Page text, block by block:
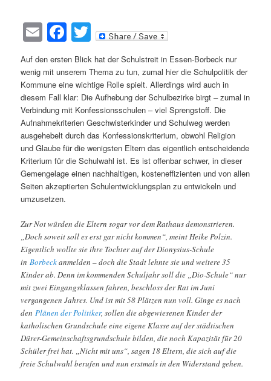
EmailFacebook
Twitter
Auf den ersten Blick hat der Schulstreit in Essen-Borbeck nur
wenig mit unserem Thema zu tun, zumal hier die Schulpolitik der
Kommune eine wichtige Rolle spielt. Allerdings wird auch in
diesem Fall klar: Die Aufhebung der Schulbezirke birgt – zumal in
Verbindung mit Konfessionsschulen – viel Sprengstoff. Die
Aufnahmekriterien Geschwisterkinder und Schulweg werden
ausgehebelt durch das Konfessionskriterium, obwohl Religion
und Glaube für die wenigsten Eltern das eigentlich entscheidende
Kriterium für die Schulwahl ist. Es ist offenbar schwer, in dieser
Gemengelage einen nachhaltigen, kosteneffizienten und von allen
Seiten akzeptierten Schulentwicklungsplan zu entwickeln und
umzusetzen.
Zur Not würden die Eltern sogar vor dem Rathaus demonstrieren.
„Doch soweit soll es erst gar nicht kommen“, meint Heike Polzin.
Eigentlich wollte sie ihre Tochter auf der Dionysius-Schule
inBorbeckanmelden – doch die Stadt lehnte sie und weitere 35
Kinder ab. Denn im kommenden Schuljahr soll die „Dio-Schule“ nur
mit zwei Eingangsklassen fahren, beschloss der Rat im Juni
vergangenen Jahres. Und ist mit 58 Plätzen nun voll. Ginge es nach
denPlänen der Politiker, sollen die abgewiesenen Kinder der
katholischen Grundschule eine eigene Klasse auf der städtischen
Dürer-Gemeinschaftsgrundschule bilden, die noch Kapazität für 20
Schüler frei hat. „Nicht mit uns“, sagen 18 Eltern, die sich auf die
freie Schulwahl berufen und nun erstmals in den Widerstand gehen.